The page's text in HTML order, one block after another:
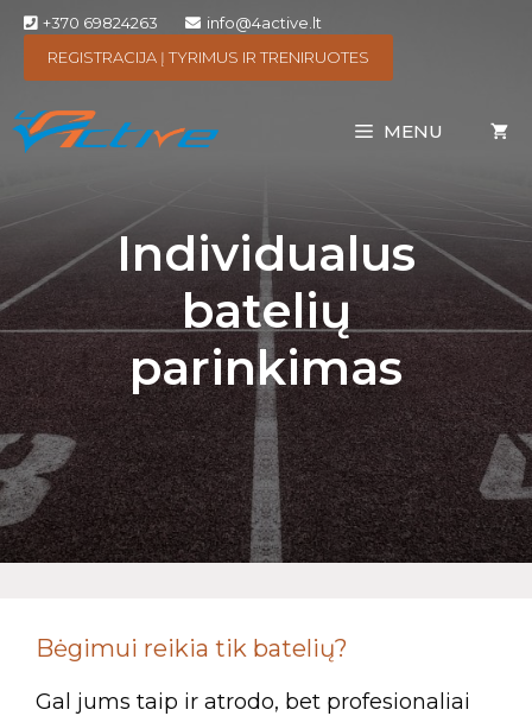
+370 69824263
info@4active.lt
REGISTRACIJA Į TYRIMUS IR TRENIRUOTES
MENU
Individualus
batelių
parinkimas
Bėgimui reikia tik batelių?
Gal jums taip ir atrodo, bet profesionaliai